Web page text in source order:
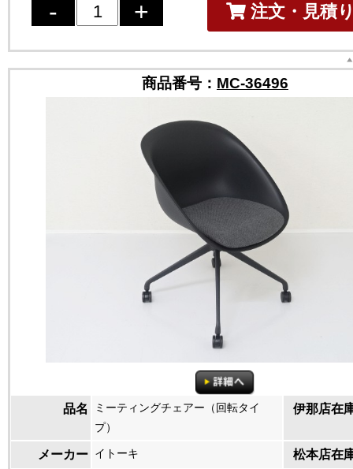
注文・見積
商品番号： MC-36496
品名
ミーティングチェアー（回転タイ
プ）
伊那店在
メーカー イトーキ 松本店在